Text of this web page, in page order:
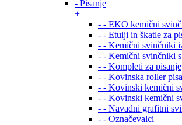
- Pisanje
+
- - EKO kemični
- - Etuiji in škatle za
- - Kemični svinčniki
- - Kemični svinčniki
- - Kompleti za pisanje
- - Kovinska roller
- - Kovinski kemični
- - Kovinski kemični
- - Navadni grafitni
- - Označevalci